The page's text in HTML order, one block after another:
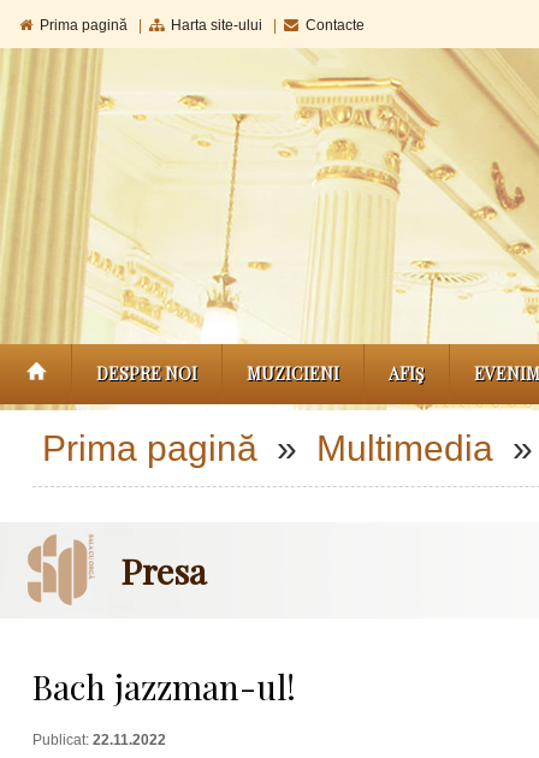
Prima pagină Harta site-ului Contacte
DESPRE NOI MUZICIENI AFIŞ
Prima pagină » Multimedia
Presa
Bach jazzman-ul!
Publicat: 22.11.2022